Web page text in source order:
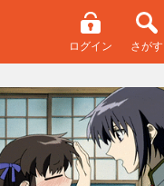
ログイン さがす